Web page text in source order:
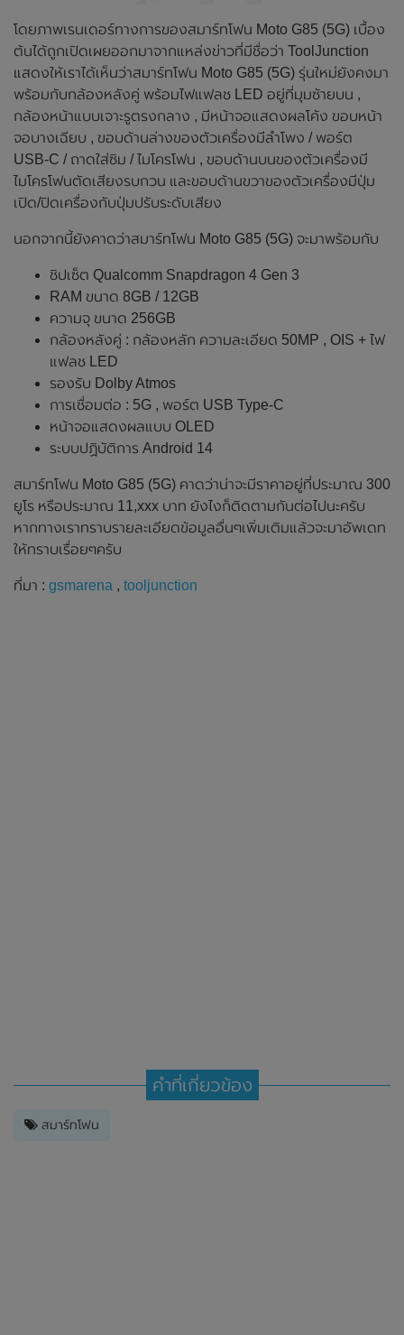
โดยภาพเรนเดอร์ทางการของสมาร์ทโฟน Moto G85 (5G) เบื้อง
ต้นได้ถูกเปิดเผยออกมาจากแหล่งข่าวที่มีชื่อว่า ToolJunction
แสดงให้เราได้เห็นว่าสมาร์ทโฟน Moto G85 (5G) รุ่นใหม่ยังคงมา
พร้อมกับกล้องหลังคู่ พร้อมไฟแฟลช LED อยู่ที่มุมซ้ายบน ,
กล้องหน้าแบบเจาะรูตรงกลาง , มีหน้าจอแสดงผลโค้ง ขอบหน้า
จอบางเฉียบ , ขอบด้านล่างของตัวเครื่องมีลำโพง / พอร์ต
USB-C / ถาดใส่ซิม / ไมโครโฟน , ขอบด้านบนของตัวเครื่องมี
ไมโครโฟนตัดเสียงรบกวน และขอบด้านขวาของตัวเครื่องมีปุ่ม
เปิด/ปิดเครื่องกับปุ่มปรับระดับเสียง
นอกจากนี้ยังคาดว่าสมาร์ทโฟน Moto G85 (5G) จะมาพร้อมกับ
ชิปเซ็ต Qualcomm Snapdragon 4 Gen 3
RAM ขนาด 8GB / 12GB
ความจุ ขนาด 256GB
กล้องหลังคู่ : กล้องหลัก ความละเอียด 50MP , OIS + ไฟ
แฟลช LED
รองรับ Dolby Atmos
การเชื่อมต่อ : 5G , พอร์ต USB Type-C
หน้าจอแสดงผลแบบ OLED
ระบบปฏิบัติการ Android 14
สมาร์ทโฟน Moto G85 (5G) คาดว่าน่าจะมีราคาอยู่ที่ประมาณ 300
ยูโร หรือประมาณ 11,xxx บาท ยังไงก็ติดตามกันต่อไปนะครับ
หากทางเราทราบรายละเอียดข้อมูลอื่นๆเพิ่มเติมแล้วจะมาอัพเดท
ให้ทราบเรื่อยๆครับ
ที่มา : gsmarena , tooljunction
คำที่เกี่ยวข้อง
สมาร์ทโฟน